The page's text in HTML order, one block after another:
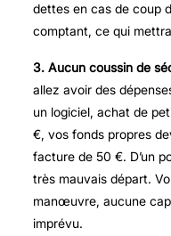
dettes en cas de coup
comptant, ce qui
3. Aucun coussin de
allez avoir des
un logiciel, achat de
€, vos fonds propres
facture de 50 €. D’un
très mauvais départ.
manœuvre, aucune
imprévu.